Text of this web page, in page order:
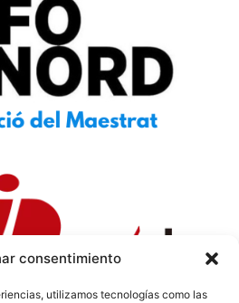
consentimiento
utilizamos tecnologías como las